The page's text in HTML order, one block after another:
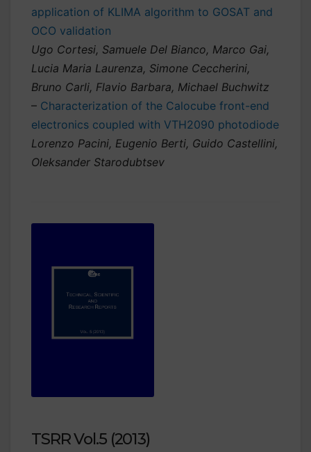
application of KLIMA algorithm to GOSAT and
OCO validation
Ugo Cortesi, Samuele Del Bianco, Marco Gai,
Lucia Maria Laurenza, Simone Ceccherini,
Bruno Carli, Flavio Barbara, Michael Buchwitz
– Characterization of the Calocube front-end
electronics coupled with VTH2090 photodiode
Lorenzo Pacini, Eugenio Berti, Guido Castellini,
Oleksander Starodubtsev
TSRR Vol.5 (2013)